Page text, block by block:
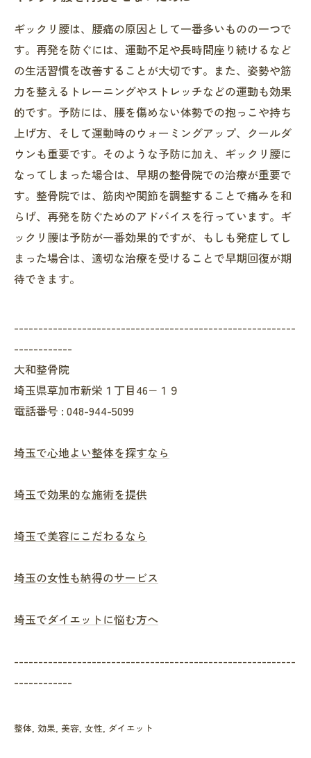
ギックリ腰は、腰痛の原因として一番多いものの一つで
す。再発を防ぐには、運動不足や長時間座り続けるなど
の生活習慣を改善することが大切です。また、姿勢や筋
力を整えるトレーニングやストレッチなどの運動も効果
的です。予防には、腰を傷めない体勢での抱っこや持ち
上げ方、そして運動時のウォーミングアップ、クールダ
ウンも重要です。そのような予防に加え、ギックリ腰に
なってしまった場合は、早期の整骨院での治療が重要で
す。整骨院では、筋肉や関節を調整することで痛みを和
らげ、再発を防ぐためのアドバイスを行っています。ギ
ックリ腰は予防が一番効果的ですが、もしも発症してし
まった場合は、適切な治療を受けることで早期回復が期
待できます。
----------------------------------------------------------
------------
大和整骨院
埼玉県草加市新栄１丁目46−１９
電話番号 : 048-944-5099
埼玉で心地よい整体を探すなら
埼玉で効果的な施術を提供
埼玉で美容にこだわるなら
埼玉の女性も納得のサービス
埼玉でダイエットに悩む方へ
----------------------------------------------------------
------------
整体 効果 美容 女性 ダイエット